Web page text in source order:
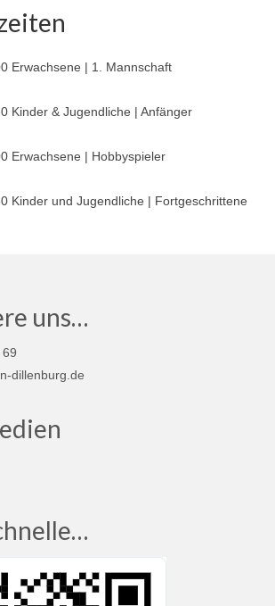
Erwachsene | 1. Mannschaft
Kinder & Jugendliche | Anfänger
Erwachsene | Hobbyspieler
Kinder und Jugendliche | Fortgeschrittene
uns…
dillenburg.de